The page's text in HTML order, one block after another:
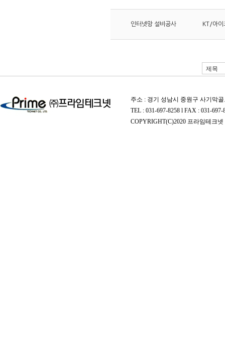
인터넷망 설비공사 KT/아이
주소 : 경기 성남시 중원구 사기막
TEL : 031-697-8258 l FAX : 031-697-
COPYRIGHT(C)2020 프라임테크